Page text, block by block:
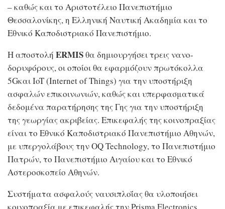
– καθώς και το Αριστοτέλειο Πανεπιστήμιο
Θεσσαλονίκης, η Ελληνική Ναυτική Ακαδημία και το
Εθνικό Καποδιστριακό Πανεπιστήμιο.
Η αποστολή ERMISθα δημιουργήσει τρεις νανο-
δορυφόρους, οι οποίοι θα εφαρμόζουν πρωτόκολλα
5Gκαι IoT (Internet of Things) για την υποστήριξη
ασφαλών επικοινωνιών, καθώς και υπερφασματικά
δεδομένα παρατήρησης της Γης για την υποστήριξη
της γεωργίας ακριβείας. Επικεφαλής της κοινοπραξίας
είναι το Εθνικό Καποδιστριακό Πανεπιστήμιο Αθηνών,
με υπεργολάβους την OQ Technology, το Πανεπιστήμιο
Πατρών, το Πανεπιστήμιο Αιγαίου και το Εθνικό
Αστεροσκοπείο Αθηνών.
Συστήματα ασφαλούς ναυσιπλοΐας θα υλοποιήσει